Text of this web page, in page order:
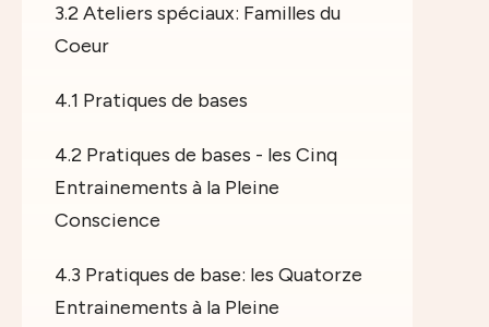
3.2 Ateliers spéciaux: Familles du
Coeur
4.1 Pratiques de bases
4.2 Pratiques de bases - les Cinq
Entrainements à la Pleine
Conscience
4.3 Pratiques de base: les Quatorze
Entrainements à la Pleine